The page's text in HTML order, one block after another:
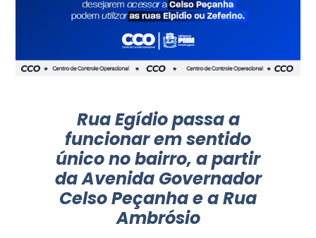
Rua Egídio passa a
funcionar em sentido
único no bairro, a partir
da Avenida Governador
Celso Peçanha e a Rua
Ambrósio